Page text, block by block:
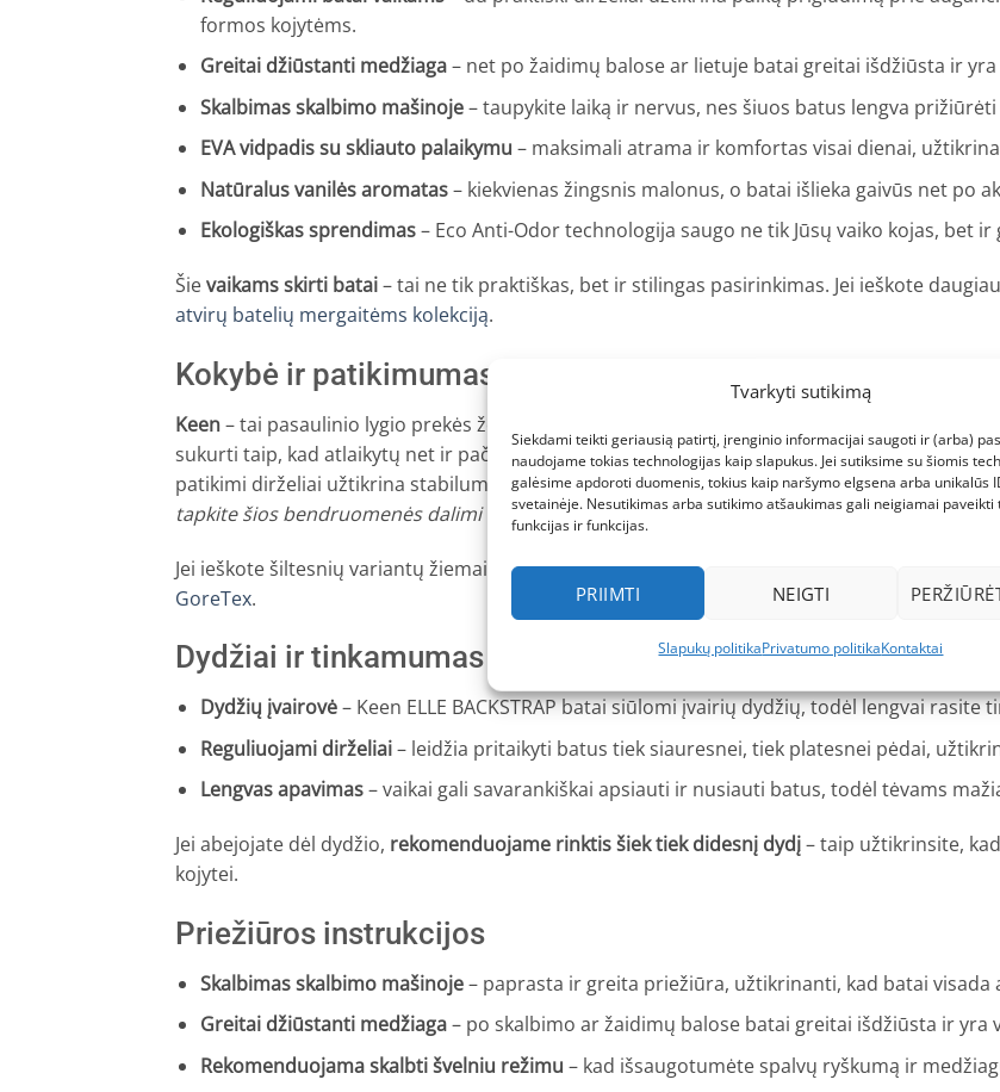
Tvarkyti sutikimą
Siekdami teikti geriausią patirtį, įrenginio informacijai saugoti ir (arba)
naudojame tokias technologijas kaip slapukus. Jei sutiksime su šiomis
galėsime apdoroti duomenis, tokius kaip naršymo elgsena arba unikalūs
svetainėje. Nesutikimas arba sutikimo atšaukimas gali neigiamai paveikti
funkcijas ir funkcijas.
PRIIMTI NEIGTI
Slapukų politikaPrivatumo politikaKontaktai
formos kojytėms.
Greitai džiūstanti medžiaga– net po žaidimų balose ar lietuje batai greitai išdžiūsta ir
Skalbimas skalbimo mašinoje– taupykite laiką ir nervus, nes šiuos batus lengva
EVA vidpadis su skliauto palaikymu – maksimali atrama ir komfortas visai dienai,
Natūralus vanilės aromatas– kiekvienas žingsnis malonus, o batai išlieka gaivūs net po
Ekologiškas sprendimas– Eco Anti-Odor technologija saugo ne tik Jūsų vaiko kojas, bet ir
Šievaikams skirti batai– tai ne tik praktiškas, bet ir stilingas pasirinkimas. Jei ieškote
atvirų batelių mergaitėms kolekciją.
Kokybė ir patikimumas
Keen– tai pasaulinio lygio prekės ženklas, žinomas dėl inovatyvių sprendimų ir
sukurti taip, kad atlaikytų net ir pačius aktyviausius nuotykius. Poliesterio juostelės ir
patikimi dirželiai užtikrina stabilumą kiekviename žingsnyje.Tūkstančiai šeimų visame
tapkite šios bendruomenės dalimi ir Jūs!
Jei ieškote šiltesnių variantų žiemai, rekomenduojamebatus su dirbtiniu kailio pamušalu
GoreTex.
Dydžiai ir tinkamumas
Dydžių įvairovė– Keen ELLE BACKSTRAP batai siūlomi įvairių dydžių, todėl lengvai
Reguliuojami dirželiai– leidžia pritaikyti batus tiek siauresnei, tiek platesnei pėdai,
Lengvas apavimas– vaikai gali savarankiškai apsiauti ir nusiauti batus, todėl tėvams
Jei abejojate dėl dydžio, rekomenduojame rinktis šiek tiek didesnį dydį– taip užtikrinsite,
kojytei.
Priežiūros instrukcijos
Skalbimas skalbimo mašinoje– paprasta ir greita priežiūra, užtikrinanti, kad batai visada
Greitai džiūstanti medžiaga– po skalbimo ar žaidimų balose batai greitai išdžiūsta ir yra
Rekomenduojama skalbti švelniu režimu – kad išsaugotumėte spalvų ryškumą ir